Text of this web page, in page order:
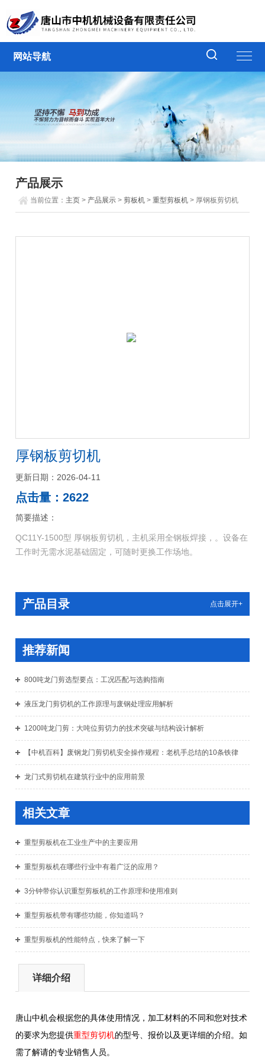
网站导航
产品展示
当前位置： 主页 > 产品展示 >剪板机 >重型剪板机 > 厚钢板剪切机
厚钢板剪切机
更新日期：2026-04-11
点击量：2622
简要描述：
QC11Y-1500型 厚钢板剪切机，主机采用全钢板焊接，。设备在
工作时无需水泥基础固定，可随时更换工作场地。
产品目录 点击展开+
推荐新闻
800吨龙门剪选型要点：工况匹配与选购指南
液压龙门剪切机的工作原理与废钢处理应用解析
1200吨龙门剪：大吨位剪切力的技术突破与结构设计解析
【中机百科】废钢龙门剪切机安全操作规程：老机手总结的10条铁律
龙门式剪切机在建筑行业中的应用前景
相关文章
重型剪板机在工业生产中的主要应用
重型剪板机在哪些行业中有着广泛的应用？
3分钟带你认识重型剪板机的工作原理和使用准则
重型剪板机带有哪些功能，你知道吗？
重型剪板机的性能特点，快来了解一下
详细介绍
唐山中机会根据您的具体使用情况，加工材料的不同和您对技术
的要求为您提供重型剪切机的型号、报价以及更详细的介绍。如
需了解请的专业销售人员。